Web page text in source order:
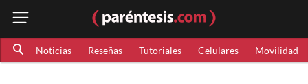
Noticias Reseñas Tutoriales Celulares Movilidad